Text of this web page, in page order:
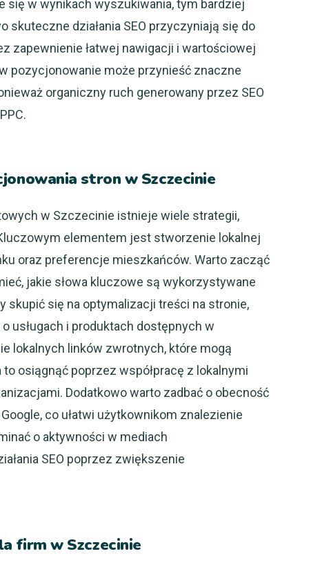
w wynikach wyszukiwania, tym bardziej
skuteczne działania SEO przyczyniają się do
zapewnienie łatwej nawigacji i wartościowej
pozycjonowanie może przynieść znaczne
organiczny ruch generowany przez SEO
stron w Szczecinie
w Szczecinie istnieje wiele strategii,
elementem jest stworzenie lokalnej
oraz preferencje mieszkańców. Warto zacząć
jakie słowa kluczowe są wykorzystywane
skupić się na optymalizacji treści na stronie,
usługach i produktach dostępnych w
lokalnych linków zwrotnych, które mogą
osiągnąć poprzez współpracę z lokalnymi
Dodatkowo warto zadbać o obecność
co ułatwi użytkownikom znalezienie
o aktywności w mediach
SEO poprzez zwiększenie
firm w Szczecinie